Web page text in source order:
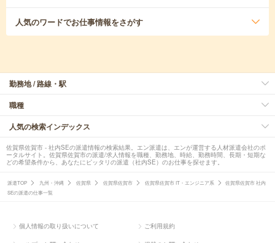
人気のワードでお仕事情報をさがす
勤務地 / 路線・駅
職種
人気の検索インデックス
佐賀県佐賀市 - 社内SEの派遣情報の検索結果。エン派遣は、エンが運営する人材派遣会社のポ
ータルサイト。佐賀県佐賀市の派遣/求人情報を職種、勤務地、時給、勤務時間、長期・短期な
どの希望条件から、あなたにピッタリの派遣（社内SE）のお仕事を探せます。
派遣TOP 九州・沖縄 佐賀県 佐賀県佐賀市 佐賀県佐賀市 IT・エンジニア系
佐賀県佐賀市 社内
SEの派遣の仕事一覧
個人情報の取り扱いについて ご利用規約